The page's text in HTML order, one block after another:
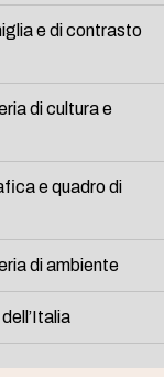
e di contrasto
di cultura e
e quadro di
di ambiente